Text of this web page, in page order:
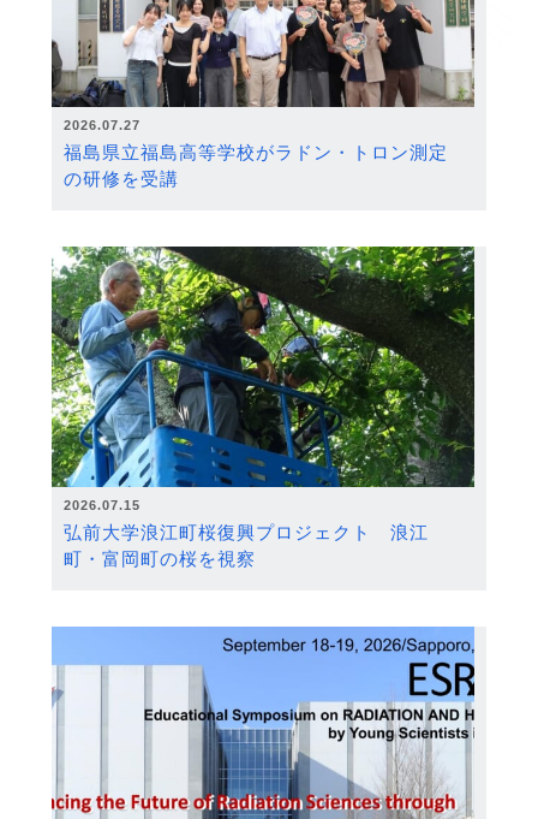
2026.07.27
福島県立福島高等学校がラドン・トロン測定
の研修を受講
2026.07.15
弘前大学浪江町桜復興プロジェクト 浪江
町・富岡町の桜を視察